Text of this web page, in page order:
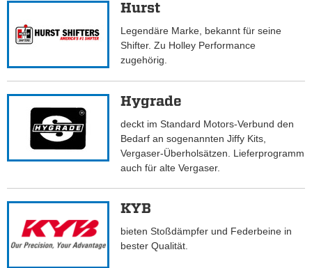
Hurst
Legendäre Marke, bekannt für seine
Shifter. Zu Holley Performance
zugehörig.
Hygrade
deckt im Standard Motors-Verbund den
Bedarf an sogenannten Jiffy Kits,
Vergaser-Überholsätzen. Lieferprogramm
auch für alte Vergaser.
KYB
bieten Stoßdämpfer und Federbeine in
bester Qualität.